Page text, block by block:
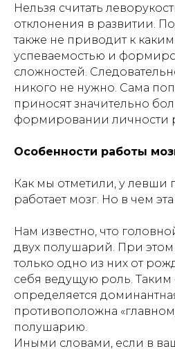
Нельзя считать
отклонения в развитии.
также не приводит к
успеваемостью и
сложностей.
никого не нужно. Сама
приносят значительно
формировании личности
Особенности работы
Как мы отметили, у левши
работает мозг. Но в чем
Нам известно, что
двух полушарий. При этом
только одно из них от
себя ведущую роль.
определяется
противоположна
полушарию.
Иными словами, если в